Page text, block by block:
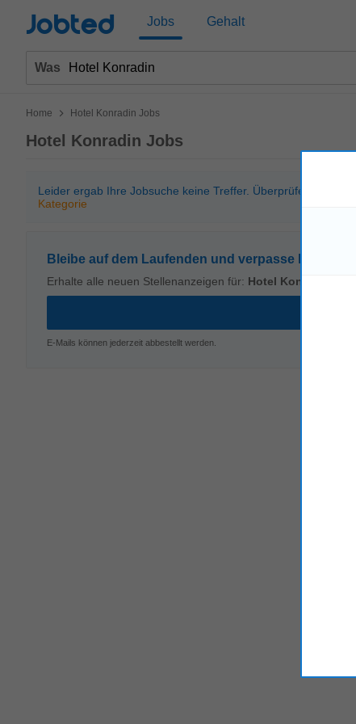
Jobted Jobs Gehalt
Was
Home > Hotel Konradin Jobs
Hotel Konradin Jobs
Leider ergab Ihre Jobsuche keine Treffer. Überprüfen Sie
Kategorie
Bleibe auf dem Laufenden und verpasse kein
Erhalte alle neuen Stellenanzeigen für: Hotel Konradin
E-Mails können jederzeit abbestellt werden.